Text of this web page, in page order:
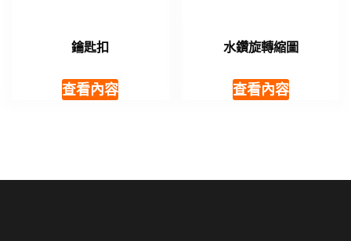
鑰匙扣
查看內容
水鑽旋轉縮圖
查看內容